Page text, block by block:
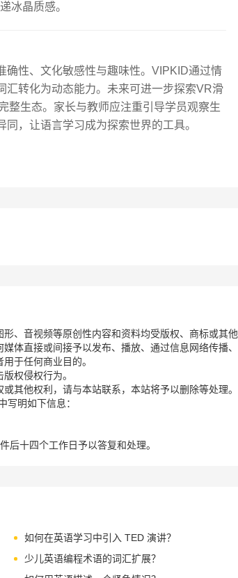
冰晶质感。
确性、文化敏感性与趣味性。VIPKID通过情
汇转化为动态能力。未来可进一步探索VR滑
整生态。家长与教师应注重引导学员观察生
，让语言学习成为探索世界的工具。
、音视频等原创性内容和资料均受版权、商标或其他
体直接或间接予以发布、播放、通过信息网络传播、
于任何商业目的。
权侵权行为。
其他权利，请与本站联系，本站将予以删除等处理。
明如下信息：
后十四个工作日予以答复和处理。
如何在英语学习中引入 TED 演讲？
少儿英语编程术语的词汇扩展？